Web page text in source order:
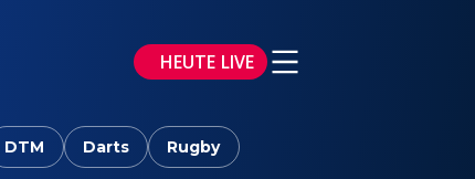
HEUTE LIVE
DTM Darts Rugby